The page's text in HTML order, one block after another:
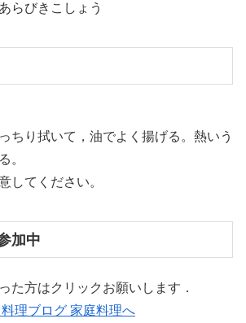
びきこしょう
ちり拭いて，油でよく揚げる。熱いう
。
してください。
加中
た方はクリックお願いします．